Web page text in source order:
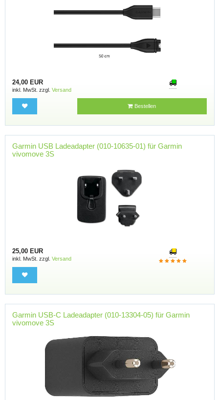
24,00 EUR
inkl. MwSt. zzgl. Versand
Bestellen
Garmin USB Ladeadapter (010-10635-01) für Garmin
vivomove 3S
25,00 EUR
inkl. MwSt. zzgl. Versand
Garmin USB-C Ladeadapter (010-13304-05) für Garmin
vivomove 3S